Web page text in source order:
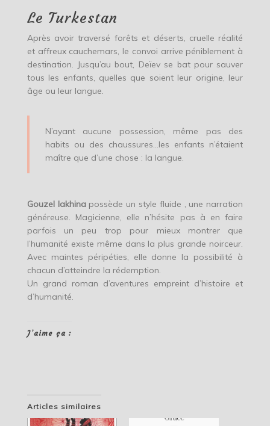
Le Turkestan
Après avoir traversé forêts et déserts, cruelle réalité
et affreux cauchemars, le convoi arrive péniblement à
destination. Jusqu’au bout, Deïev se bat pour sauver
tous les enfants, quelles que soient leur origine, leur
âge ou leur langue.
N’ayant aucune possession, même pas des
habits ou des chaussures…les enfants n’étaient
maître que d’une chose : la langue.
Gouzel Iakhinapossède un style fluide , une narration
généreuse. Magicienne, elle n’hésite pas à en faire
parfois un peu trop pour mieux montrer que
l’humanité existe même dans la plus grande noirceur.
Avec maintes péripéties, elle donne la possibilité à
chacun d’atteindre la rédemption.
Un grand roman d’aventures empreint d’histoire et
d’humanité.
J’aime ça :
Articles similaires